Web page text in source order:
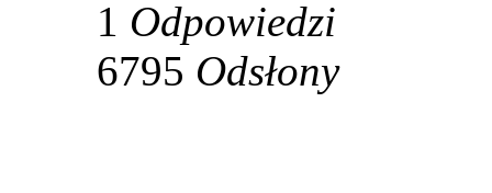
1 Odpowiedzi
6795 Odsłony